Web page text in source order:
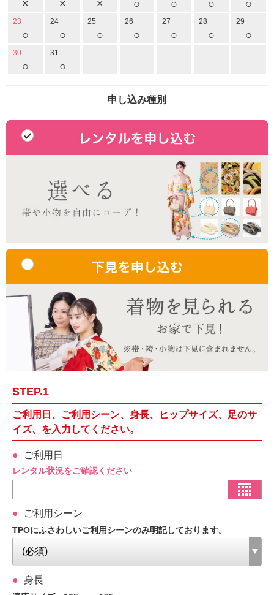
× × × ○ ○ ○ ○
23
○
24
○
25
○
26
○
27
○
28
○
29
○
30
○
31
○
申し込み種別
STEP.1
ご利用日、ご利用シーン、身長、ヒップサイズ、足のサ
イズ、を入力してください。
ご利用日
レンタル状況をご確認ください
ご利用シーン
TPOにふさわしいご利用シーンのみ明記しております。
身長